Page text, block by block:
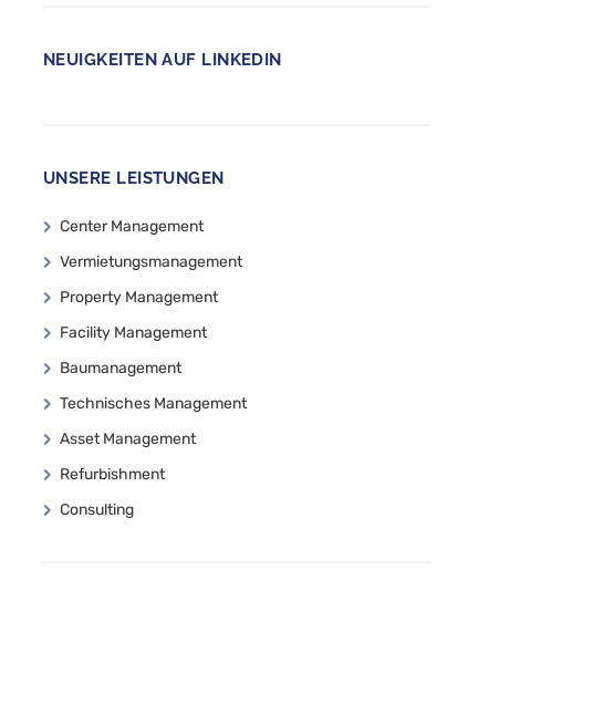
NEUIGKEITEN AUF LINKEDIN
UNSERE LEISTUNGEN
Center Management
Vermietungsmanagement
Property Management
Facility Management
Baumanagement
Technisches Management
Asset Management
Refurbishment
Consulting